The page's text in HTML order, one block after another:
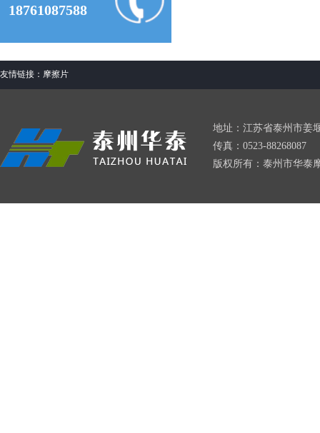
18761087588
友情链接： 摩擦片
地址：江苏省泰州市姜
传真：0523-88268087
版权所有：泰州市华泰